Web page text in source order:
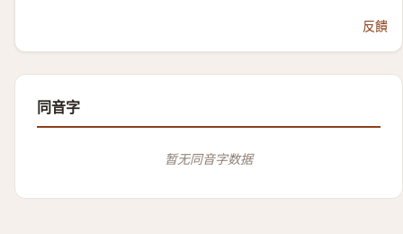
反饋
同音字
暂无同音字数据